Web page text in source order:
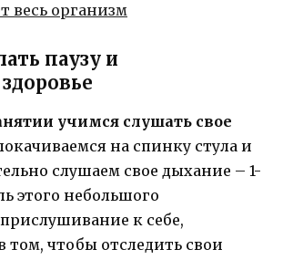
паузу и
учимся слушать свое
на спинку стула и
слушаем свое дыхание – 1-
этого небольшого
к себе,
том, чтобы отследить свои